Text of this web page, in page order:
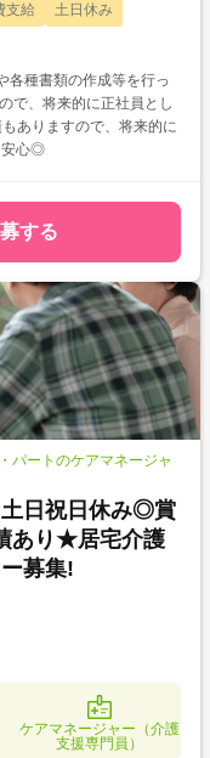
支給
土日休み
各種書類の作成等を行っ
で、将来的に正社員とし
ありますので、将来的に
安心◎
する
パートのケアマネージャ
土日祝日休み◎賞
あり★居宅介護
募集!
ケアマネージャー（介護
支援専門員）